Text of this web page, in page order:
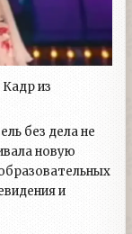
из
без дела не
новую
и